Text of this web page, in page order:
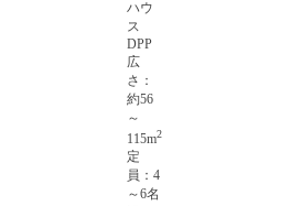
ハウ
ス
DPP
広
さ：
約56
～
115m2
定
員：4
～6名